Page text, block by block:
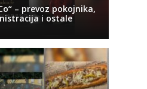
– prevoz pokojnika,
i ostale